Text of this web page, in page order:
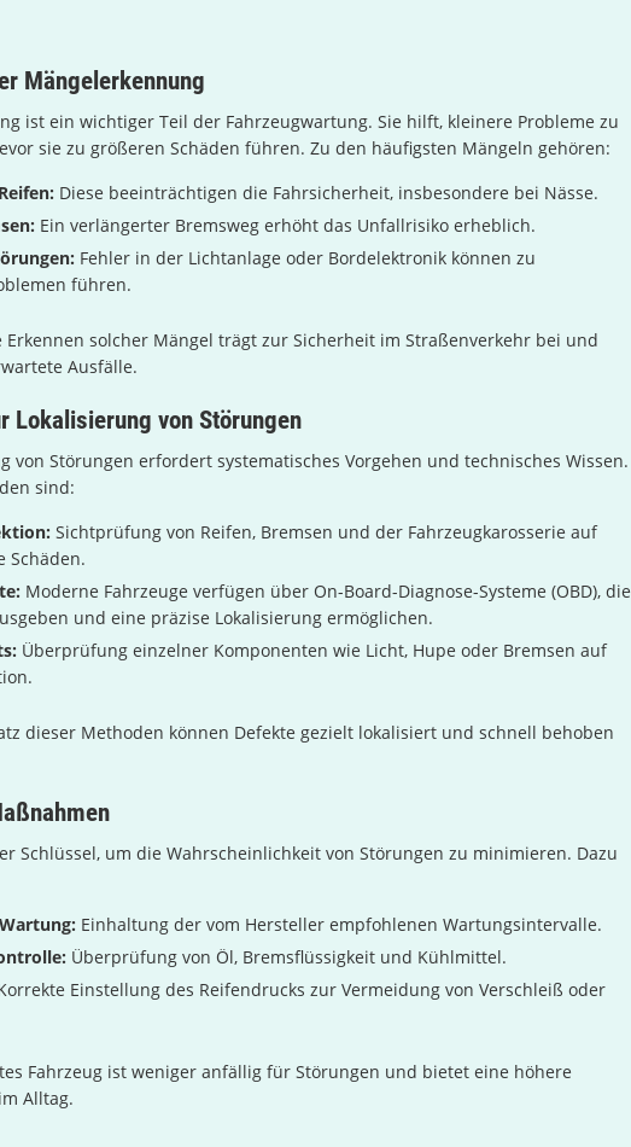
Mängelerkennung
ist ein wichtiger Teil der Fahrzeugwartung. Sie hilft, kleinere Probleme zu
sie zu größeren Schäden führen. Zu den häufigsten Mängeln gehören:
Diese beeinträchtigen die Fahrsicherheit, insbesondere bei Nässe.
Ein verlängerter Bremsweg erhöht das Unfallrisiko erheblich.
Fehler in der Lichtanlage oder Bordelektronik können zu
führen.
Erkennen solcher Mängel trägt zur Sicherheit im Straßenverkehr bei und
Ausfälle.
Lokalisierung von Störungen
von Störungen erfordert systematisches Vorgehen und technisches Wissen.
sind:
Sichtprüfung von Reifen, Bremsen und der Fahrzeugkarosserie auf
Schäden.
Moderne Fahrzeuge verfügen über On-Board-Diagnose-Systeme (OBD), die
und eine präzise Lokalisierung ermöglichen.
Überprüfung einzelner Komponenten wie Licht, Hupe oder Bremsen auf
dieser Methoden können Defekte gezielt lokalisiert und schnell behoben
Schlüssel, um die Wahrscheinlichkeit von Störungen zu minimieren. Dazu
Einhaltung der vom Hersteller empfohlenen Wartungsintervalle.
Überprüfung von Öl, Bremsflüssigkeit und Kühlmittel.
Einstellung des Reifendrucks zur Vermeidung von Verschleiß oder
Fahrzeug ist weniger anfällig für Störungen und bietet eine höhere
Alltag.